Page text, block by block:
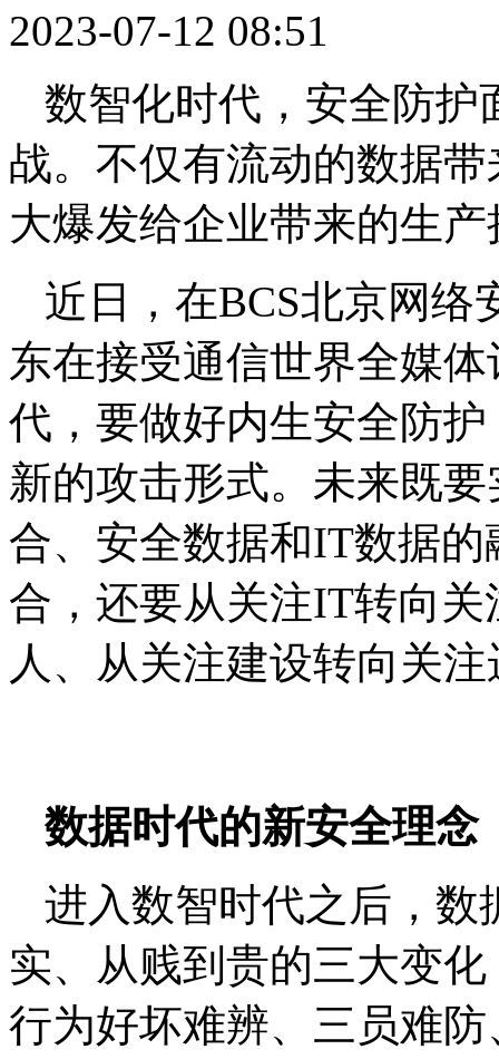
2023-07-12 08:51
数智化时代，安全防护
战。不仅有流动的数据
大爆发给企业带来的生产
近日，在BCS北京网络
东在接受通信世界全媒
代，要做好内生安全防
新的攻击形式。未来既
合、安全数据和IT数据
合，还要从关注IT转向
人、从关注建设转向关
数据时代的新安全理念
进入数智时代之后，数
实、从贱到贵的三大变
行为好坏难辨、三员难